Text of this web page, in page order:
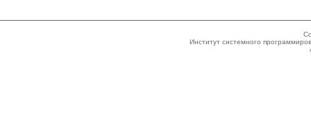
Институт системного